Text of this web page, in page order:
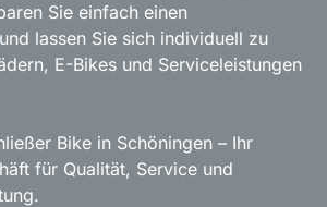
Sie einfach einen
lassen Sie sich individuell zu
E-Bikes und Serviceleistungen
Bike in Schöningen – Ihr
für Qualität, Service und